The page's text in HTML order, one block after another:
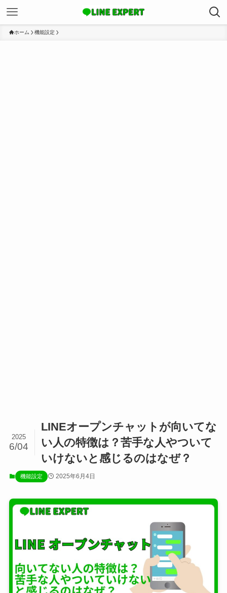
ホーム 機能設定
LINEオープンチャットが向いてな
い人の特徴は？苦手な人やついて
いけないと感じるのはなぜ？
2025
6/04
機能設定 2025年6月4日